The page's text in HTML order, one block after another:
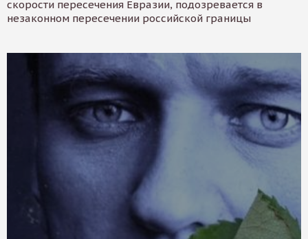
скорости пересечения Евразии, подозревается в
незаконном пересечении российской границы